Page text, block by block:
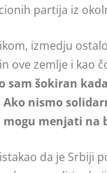
partija iz
izmedju
ove zemlje i kao
sam šokiran
Ako nismo
menjati na
da je Srbiji